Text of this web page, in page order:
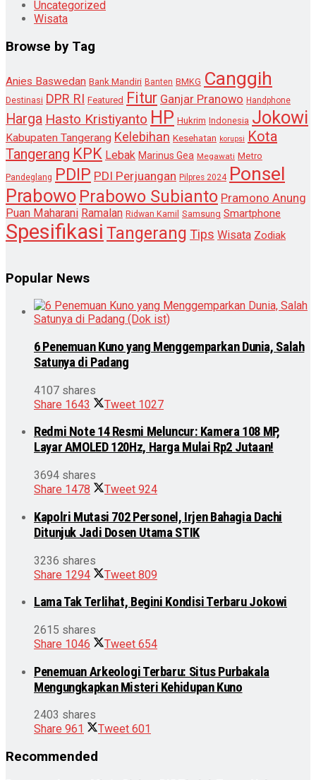
Uncategorized
Wisata
Browse by Tag
Anies Baswedan Bank Mandiri Banten BMKG Canggih
Destinasi DPR RI Featured Fitur Ganjar Pranowo Handphone
Harga Hasto Kristiyanto HP Hukrim Indonesia Jokowi
Kabupaten Tangerang Kelebihan Kesehatan korupsi Kota
Tangerang KPK Lebak Marinus Gea Megawati Metro
Pandeglang PDIP PDI Perjuangan Pilpres 2024 Ponsel
Prabowo Prabowo Subianto Pramono Anung
Puan Maharani Ramalan Ridwan Kamil Samsung Smartphone
Spesifikasi Tangerang Tips Wisata Zodiak
Popular News
6 Penemuan Kuno yang Menggemparkan Dunia, Salah
Satunya di Padang
4107 shares
Share 1643 Tweet 1027
Redmi Note 14 Resmi Meluncur: Kamera 108 MP,
Layar AMOLED 120Hz, Harga Mulai Rp2 Jutaan!
3694 shares
Share 1478 Tweet 924
Kapolri Mutasi 702 Personel, Irjen Bahagia Dachi
Ditunjuk Jadi Dosen Utama STIK
3236 shares
Share 1294 Tweet 809
Lama Tak Terlihat, Begini Kondisi Terbaru Jokowi
2615 shares
Share 1046 Tweet 654
Penemuan Arkeologi Terbaru: Situs Purbakala
Mengungkapkan Misteri Kehidupan Kuno
2403 shares
Share 961 Tweet 601
Recommended